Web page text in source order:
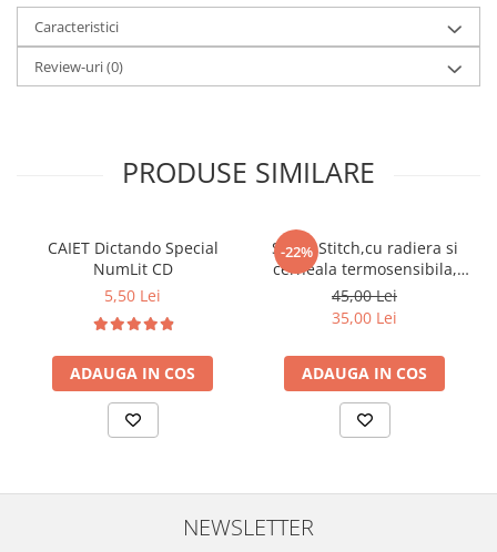
Caracteristici
Review-uri(0)
PRODUSE SIMILARE
CAIET Dictando Special
NumLit CD
5,50 Lei
ADAUGA IN COS
-22%
Stilou Stitch,cu radiera si
cerneala termosensibila,
pastel
45,00 Lei
35,00 Lei
ADAUGA IN COS
NEWSLETTER